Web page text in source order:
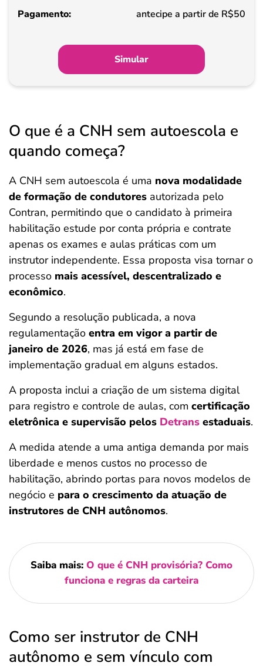
Pagamento
antecipe a partir de R$50
Simular
O que é a CNH sem autoescola e
quando começa?
A CNH sem autoescola é uma nova modalidade
de formação de condutores autorizada pelo
Contran, permitindo que o candidato à primeira
habilitação estude por conta própria e contrate
apenas os exames e aulas práticas com um
instrutor independente. Essa proposta visa tornar o
processo mais acessível, descentralizado e
econômico.
Segundo a resolução publicada, a nova
regulamentação entra em vigor a partir de
janeiro de 2026, mas já está em fase de
implementação gradual em alguns estados.
A proposta inclui a criação de um sistema digital
para registro e controle de aulas, com certificação
eletrônica e supervisão pelos Detrans estaduais.
A medida atende a uma antiga demanda por mais
liberdade e menos custos no processo de
habilitação, abrindo portas para novos modelos de
negócio e para o crescimento da atuação de
instrutores de CNH autônomos.
Saiba mais: O que é CNH provisória? Como
funciona e regras da carteira
Como ser instrutor de CNH
autônomo e sem vínculo com